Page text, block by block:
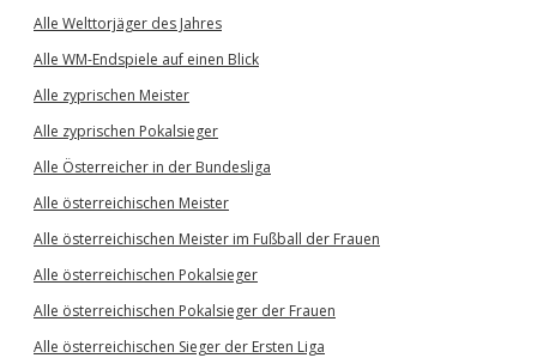
Alle Welttorjäger des Jahres
Alle WM-Endspiele auf einen Blick
Alle zyprischen Meister
Alle zyprischen Pokalsieger
Alle Österreicher in der Bundesliga
Alle österreichischen Meister
Alle österreichischen Meister im Fußball der Frauen
Alle österreichischen Pokalsieger
Alle österreichischen Pokalsieger der Frauen
Alle österreichischen Sieger der Ersten Liga